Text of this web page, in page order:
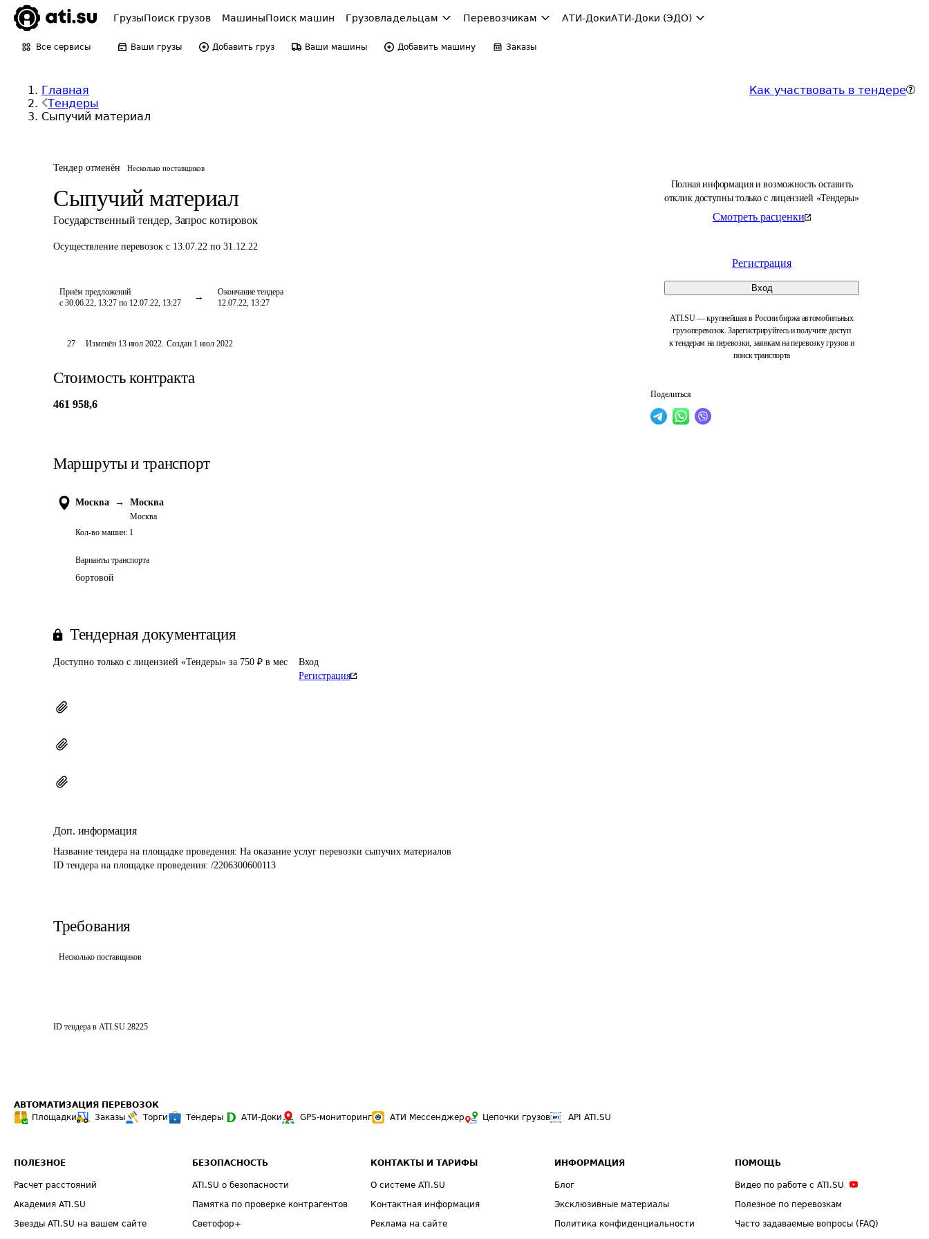
ГрузыПоиск грузов МашиныПоиск машин Грузовладельцам Перевозчикам АТИ-ДокиАТИ-Доки (ЭДО)
Все сервисы Ваши грузы Добавить груз Ваши машины Добавить машину Заказы
Главная
Тендеры
Сыпучий материал
Как участвовать в тендере
Тендер отменён Несколько поставщиков
Сыпучий материал
Государственный тендер, Запрос котировок
Осуществление перевозок с 13.07.22 по 31.12.22
Приём предложений
с 30.06.22, 13:27 по 12.07.22, 13:27
Окончание тендера
12.07.22, 13:27
Полная информация и возможность оставить
отклик доступны только с лицензией «Тендеры»
Смотреть расценки
Регистрация
Вход
ATI.SU — крупнейшая в России биржа автомобильных
грузоперевозок. Зарегистрируйтесь и получите доступ
к тендерам на перевозки, заявкам на перевозку грузов и
поиск транспорта
Поделиться
27 Изменён 13 июл 2022. Создан 1 июл 2022
Стоимость контракта
461 958,6
Маршруты и транспорт
Москва → Москва
Москва
Кол-во машин: 1
Варианты транспорта
бортовой
Тендерная документация
Доступно только с лицензией «Тендеры» за 750 ₽ в мес
Вход
Регистрация
Доп. информация
Название тендера на площадке проведения: На оказание услуг перевозки сыпучих материалов
ID тендера на площадке проведения: /2206300600113
Требования
Несколько поставщиков
ID тендера в ATI.SU 28225
АВТОМАТИЗАЦИЯ ПЕРЕВОЗОК
Площадки
Заказы Торги Тендеры АТИ-Доки GPS-мониторинг АТИ Мессенджер Цепочки грузов API ATI.SU
ПОЛЕЗНОЕ
Расчет расстояний
Академия ATI.SU
Звезды ATI.SU на вашем сайте
БЕЗОПАСНОСТЬ
ATI.SU о безопасности
Памятка по проверке контрагентов
Светофор+
КОНТАКТЫ И ТАРИФЫ
О системе ATI.SU
Контактная информация
Реклама на сайте
ИНФОРМАЦИЯ
Блог
Эксклюзивные материалы
Политика конфиденциальности
ПОМОЩЬ
Видео по работе с ATI.SU
Полезное по перевозкам
Часто задаваемые вопросы (FAQ)